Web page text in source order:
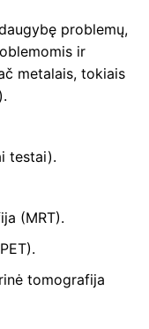
problemų,
ir
metalais, tokiais
testai).
(MRT).
tomografija